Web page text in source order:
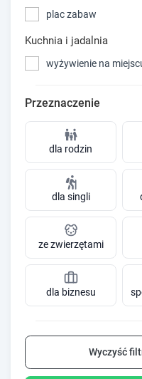
plac zabaw
Kuchnia i jadalnia
wyżywienie na
Przeznaczenie
dla rodzin
dla singli
ze zwierzętami
dla biznesu
Wyczyść